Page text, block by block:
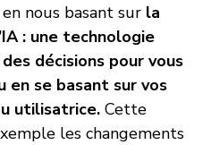
nous basant sur la
: une technologie
décisions pour vous
en se basant sur vos
utilisatrice. Cette
les changements